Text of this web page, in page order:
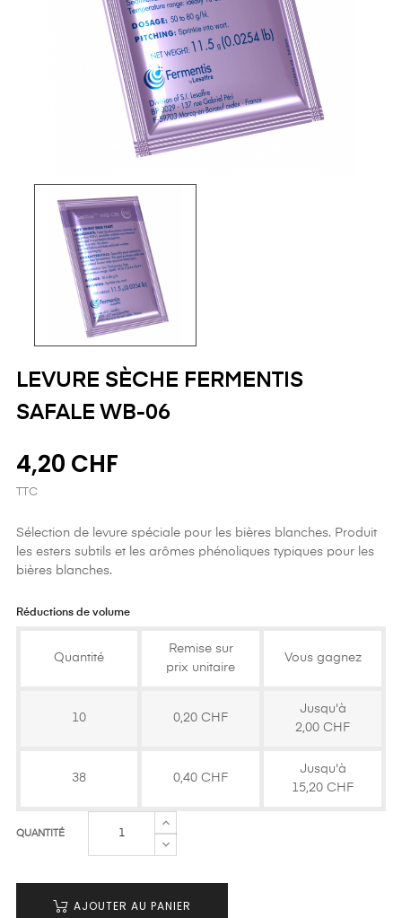
LEVURE SÈCHE FERMENTIS
SAFALE WB-06
4,20 CHF
TTC
Sélection de levure spéciale pour les bières blanches. Produit
les esters subtils et les arômes phénoliques typiques pour les
bières blanches.
Réductions de volume
Quantité
Remise sur
prix unitaire
Vous gagnez
10 0,20 CHF
Jusqu'à
2,00 CHF
38 0,40 CHF
Jusqu'à
15,20 CHF
QUANTITÉ
AJOUTER AU PANIER